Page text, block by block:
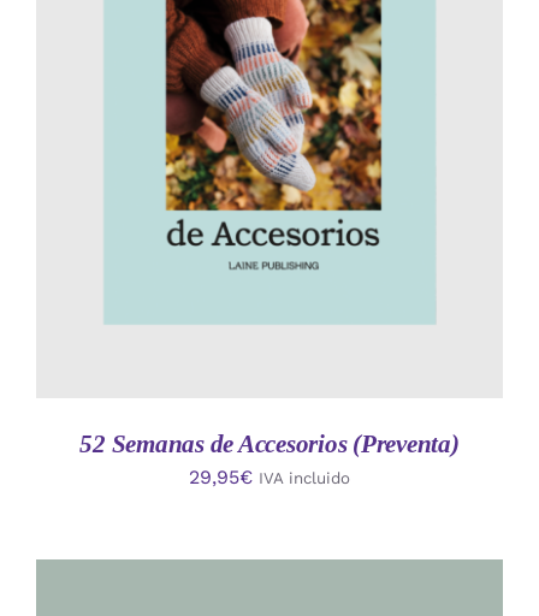
AÑADIR AL CARRITO
/
52 Semanas de Accesorios (Preventa)
29,95€ IVA incluido